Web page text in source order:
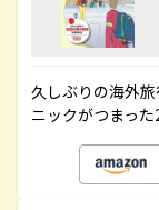
久しぶりの海外
ニックがつまっ